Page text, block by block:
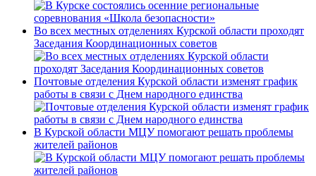
Во всех местных отделениях Курской области проходят
Заседания Координационных советов
Почтовые отделения Курской области изменят график
работы в связи с Днем народного единства
В Курской области МЦУ помогают решать проблемы
жителей районов